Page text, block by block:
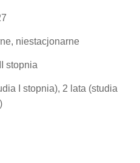
niestacjonarne
stopnia
I stopnia), 2 lata (studia